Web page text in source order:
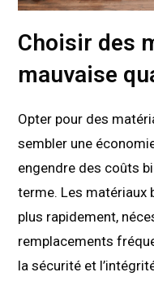
Choisir des
mauvaise
Opter pour des
sembler une
engendre des coûts
terme. Les matériaux
plus rapidement,
remplacements
la sécurité et